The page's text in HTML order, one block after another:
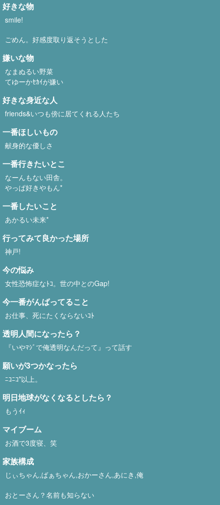
好きな物
smile!
ごめん。好感度取り返そうとした
嫌いな物
なまぬるい野菜
てゆーかｾｶｲが嫌い
好きな身近な人
friends&いつも傍に居てくれる人たち
一番ほしいもの
献身的な優しさ
一番行きたいとこ
なーんもない田舎。
やっぱ好きやもん*
一番したいこと
あかるい未来*
行ってみて良かった場所
神戸!
今の悩み
女性恐怖症なﾄｺ。世の中とのGap!
今一番がんばってること
お仕事、死にたくならないｺﾄ
透明人間になったら？
『いやﾏｼﾞで俺透明なんだって』って話す
願いが3つかなったら
ﾆｺﾆｺ*以上。
明日地球がなくなるとしたら？
もうｲｨ
マイブーム
お酒で3度寝、笑
家族構成
じぃちゃん,ばぁちゃん,おかーさん,あにき,俺
おとーさん？名前も知らない